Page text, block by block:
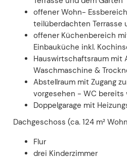
offener Wohn-
teilüberdachten Terrasse
offener Küchenbereich
Einbauküche inkl.
Hauswirtschaftsraum mit
Waschmaschine &
Abstellraum mit Zugang
vorgesehen - WC bereits
Doppelgarage mit
Dachgeschoss (ca. 124 m²
Flur
drei Kinderzimmer